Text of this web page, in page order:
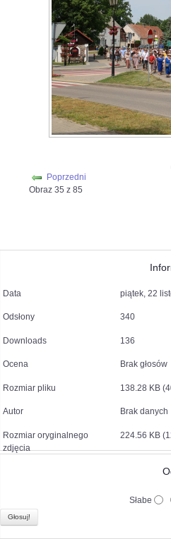
Poprzedni
Obraz 35 z 85
Data piątek, 22
Odsłony 340
Downloads 136
Ocena Brak głosów
Rozmiar pliku 138.28 KB
Autor Brak danych
Rozmiar oryginalnego
zdjęcia
224.56 KB
Słabe